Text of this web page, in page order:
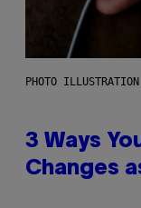
PHOTO
3 Ways
Changes